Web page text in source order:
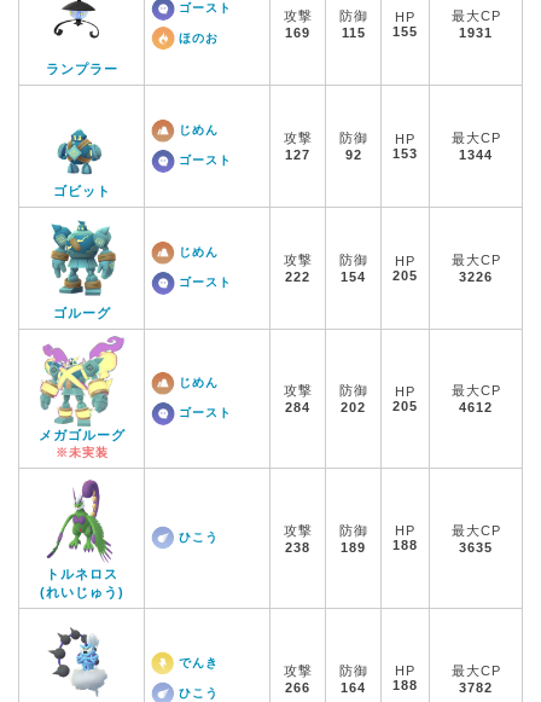
ランプラー
ゴースト
ほのお
攻撃
169
防御
115
HP
155
最大CP
1931
ゴビット
じめん
ゴースト
攻撃
127
防御
92
HP
153
最大CP
1344
ゴルーグ
じめん
ゴースト
攻撃
222
防御
154
HP
205
最大CP
3226
メガゴルーグ
※未実装
じめん
ゴースト
攻撃
284
防御
202
HP
205
最大CP
4612
トルネロス
(れいじゅう)
ひこう
攻撃
238
防御
189
HP
188
最大CP
3635
でんき
ひこう
攻撃
266
防御
164
HP
188
最大CP
3782